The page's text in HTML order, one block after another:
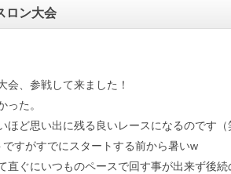
ロン大会
会、参戦して来ました！
った。
ほど思い出に残る良いレースになるのです（
すがすでにスタートする前から暑いw
直ぐにいつものペースで回す事が出来ず後続